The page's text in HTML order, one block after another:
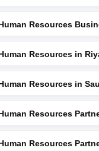
Resources
Resources in
Resources in
Resources
Resources